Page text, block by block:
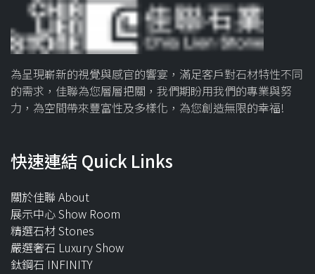
為呈現嶄新的視覺與感官的響宴，滿足客戶對石材特性不同
的需求，佳聯為您層層把關，我們期盼用我們的專業與努
力，為空間帶來豐富性及多樣化，為您創造無限的幸福!
快速連結 Quick Links
關於佳聯 About
展示中心 Show Room
精選石材 Stones
嚴選奢石 Luxury Show
鈦鋼石 INFINITY